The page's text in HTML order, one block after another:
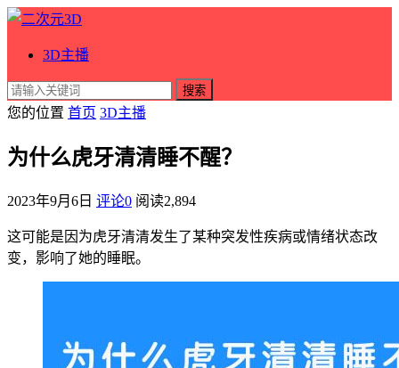
3D主播
搜索
您的位置 首页 3D主播
为什么虎牙清清睡不醒？
2023年9月6日 评论0 阅读2,894
这可能是因为虎牙清清发生了某种突发性疾病或情绪状态改
变，影响了她的睡眠。